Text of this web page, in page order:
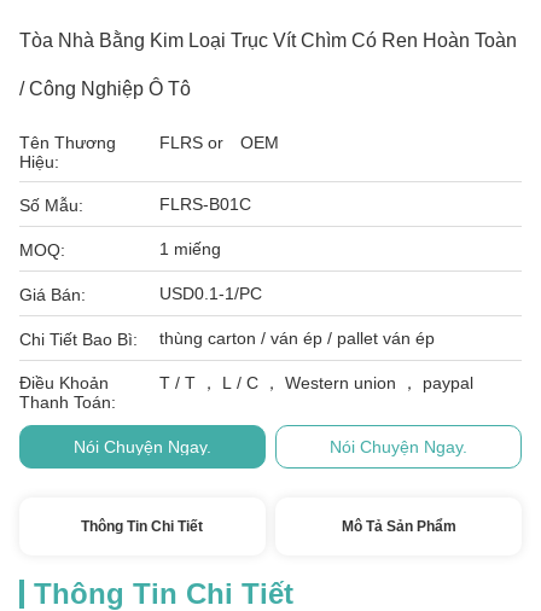
Tòa Nhà Bằng Kim Loại Trục Vít Chìm Có Ren Hoàn Toàn
/ Công Nghiệp Ô Tô
Tên Thương
Hiệu:
FLRS or OEM
Số Mẫu: FLRS-B01C
MOQ: 1 miếng
Giá Bán: USD0.1-1/PC
Chi Tiết Bao Bì: thùng carton / ván ép / pallet ván ép
Điều Khoản
Thanh Toán:
T / T ， L / C ， Western union ， paypal
Nói Chuyện Ngay. Nói Chuyện Ngay.
Thông Tin Chi Tiết Mô Tả Sản Phẩm
Thông Tin Chi Tiết